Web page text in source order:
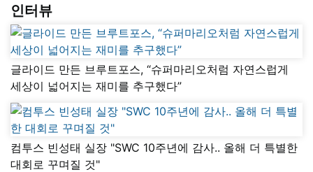
인터뷰
글라이드 만든 브루트포스, “슈퍼마리오처럼 자연스럽게
세상이 넓어지는 재미를 추구했다”
컴투스 빈성태 실장 "SWC 10주년에 감사.. 올해 더 특별한
대회로 꾸며질 것"